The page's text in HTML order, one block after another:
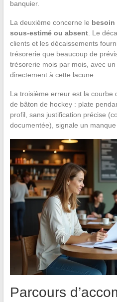
banquier.
La deuxième concerne le besoin
sous-estimé ou absent. Le
clients et les décaissements
trésorerie que beaucoup de
trésorerie mois par mois, avec
directement à cette lacune.
La troisième erreur est la courbe
de bâton de hockey : plate
profil, sans justification précise
documentée), signale un
Parcours